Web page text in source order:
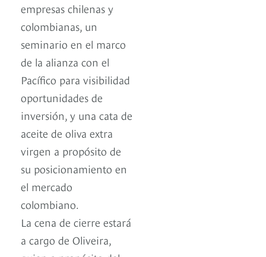
empresas chilenas y
colombianas, un
seminario en el marco
de la alianza con el
Pacífico para visibilidad
oportunidades de
inversión, y una cata de
aceite de oliva extra
virgen a propósito de
su posicionamiento en
el mercado
colombiano.
La cena de cierre estará
a cargo de Oliveira,